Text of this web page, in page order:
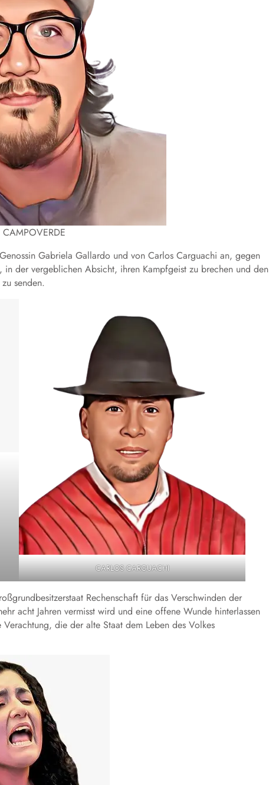
Gabriela Gallardo und von Carlos Carguachi an, gegen
der vergeblichen Absicht, ihren Kampfgeist zu brechen und den
senden.
CARLOS CARGUACHI
Rechenschaft für das Verschwinden der
acht Jahren vermisst wird und eine offene Wunde hinterlassen
die der alte Staat dem Leben des Volkes